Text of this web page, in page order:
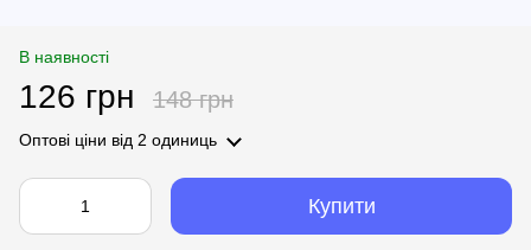
В наявності
126 грн 148 грн
Оптові ціни від 2 одиниць
Купити